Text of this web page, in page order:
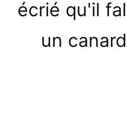
écrié qu'il
un